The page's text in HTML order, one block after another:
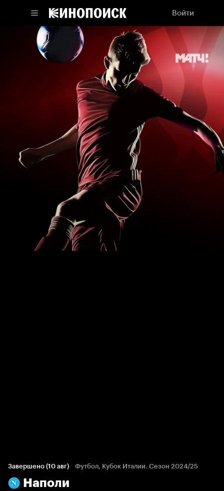
Войти
Завершено (10 авг) Футбол, Кубок Италии. Сезон 2024/25
Наполи